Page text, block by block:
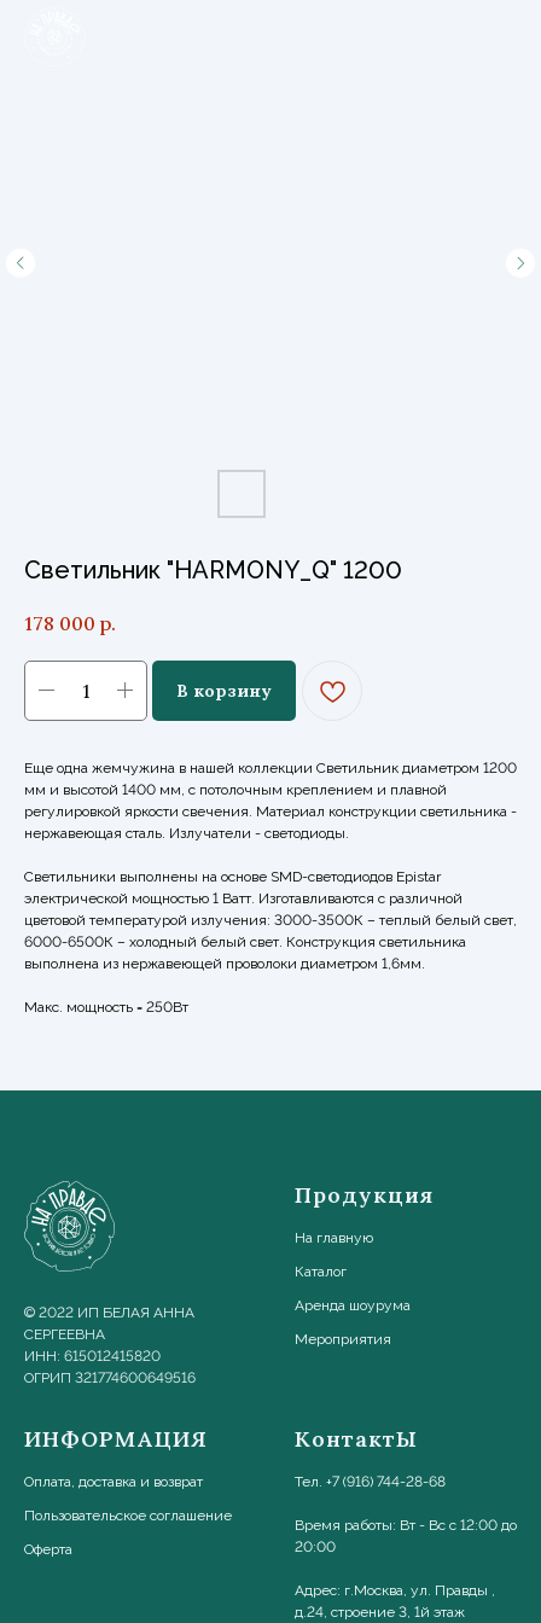
Светильник "HARMONY_Q" 1200
178 000 р.
В корзину
Еще одна жемчужина в нашей коллекции Светильник диаметром 1200
мм и высотой 1400 мм, с потолочным креплением и плавной
регулировкой яркости свечения. Материал конструкции светильника -
нержавеющая сталь. Излучатели - светодиоды.
Светильники выполнены на основе SMD-светодиодов Epistar
электрической мощностью 1 Ватт. Изготавливаются с различной
цветовой температурой излучения: 3000-3500К – теплый белый свет,
6000-6500К – холодный белый свет. Конструкция светильника
выполнена из нержавеющей проволоки диаметром 1,6мм.
Макс. мощность = 250Вт
© 2022 ИП БЕЛАЯ АННА
СЕРГЕЕВНА
ИНН: 615012415820
ОГРИП 321774600649516
Продукция
На главную
Каталог
Аренда шоурума
Мероприятия
ИНФОРМАЦИЯ
Оплата, доставка и возврат
Пользовательское соглашение
Оферта
КонтактЫ
Тел. +7 (916) 744-28-68
Время работы: Вт - Вс с 12:00 до
20:00
Адрес: г.Москва, ул. Правды ,
д.24, строение 3, 1й этаж